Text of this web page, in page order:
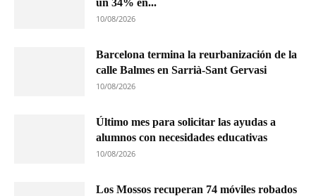
un 34% en...
10/08/2026
Barcelona termina la reurbanización de la
calle Balmes en Sarrià-Sant Gervasi
10/08/2026
Último mes para solicitar las ayudas a
alumnos con necesidades educativas
10/08/2026
Los Mossos recuperan 74 móviles robados